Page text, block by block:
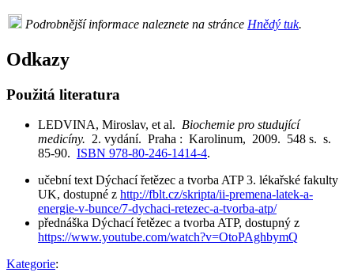
Podrobnější informace naleznete na stránce Hnědý tuk.
Odkazy
Použitá literatura
LEDVINA, Miroslav, et al. Biochemie pro studující
medicíny. 2. vydání. Praha : Karolinum, 2009. 548 s. s.
85-90. ISBN 978-80-246-1414-4.
učební text Dýchací řetězec a tvorba ATP 3. lékařské fakulty
UK, dostupné z http://fblt.cz/skripta/ii-premena-latek-a-
energie-v-bunce/7-dychaci-retezec-a-tvorba-atp/
přednáška Dýchací řetězec a tvorba ATP, dostupný z
https://www.youtube.com/watch?v=OtoPAghbymQ
Kategorie: